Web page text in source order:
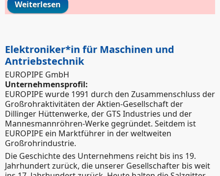
Weiterlesen über Industriemechaniker*in
Elektroniker*in für Maschinen und
Antriebstechnik
EUROPIPE GmbH
Unternehmensprofil:
EUROPIPE wurde 1991 durch den Zusammenschluss der
Großrohraktivitäten der Aktien-Gesellschaft der
Dillinger Hüttenwerke, der GTS Industries und der
Mannesmannröhren-Werke gegründet. Seitdem ist
EUROPIPE ein Marktführer in der weltweiten
Großrohrindustrie.
Die Geschichte des Unternehmens reicht bis ins 19.
Jahrhundert zurück, die unserer Gesellschafter bis weit